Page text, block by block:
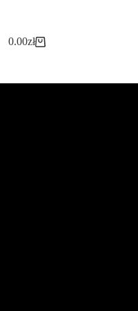
Koszyk
0.00zł